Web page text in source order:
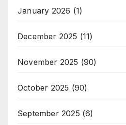
January 2026 (1)
December 2025 (11)
November 2025 (90)
October 2025 (90)
September 2025 (6)